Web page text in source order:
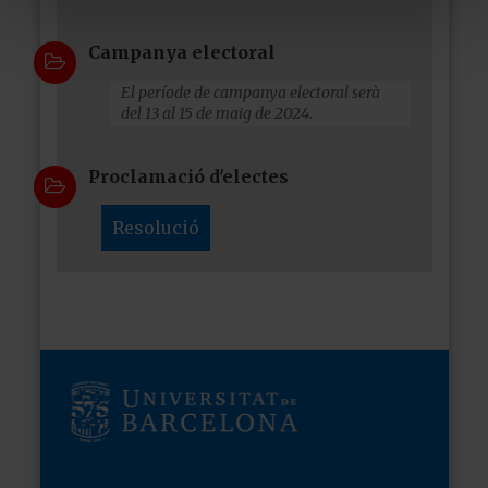
Campanya electoral
El període de campanya electoral serà
del 13 al 15 de maig de 2024.
Proclamació d'electes
Resolució